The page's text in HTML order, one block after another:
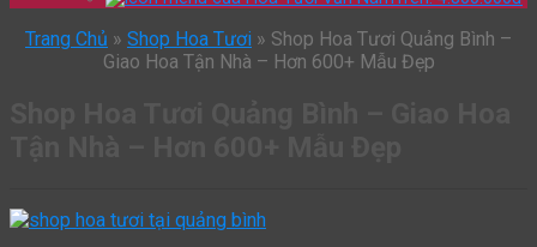
Trang Chủ » Shop Hoa Tươi » Shop Hoa Tươi Quảng Bình –
Giao Hoa Tận Nhà – Hơn 600+ Mẫu Đẹp